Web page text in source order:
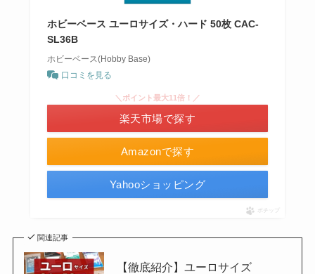
ホビーベース ユーロサイズ・ハード 50枚 CAC-
SL36B
ホビーベース(Hobby Base)
口コミを見る
Amazonで探す
＼ポイント最大11倍！／
楽天市場で探す
Yahooショッピング
ポチップ
関連記事
【徹底紹介】ユーロサイズ